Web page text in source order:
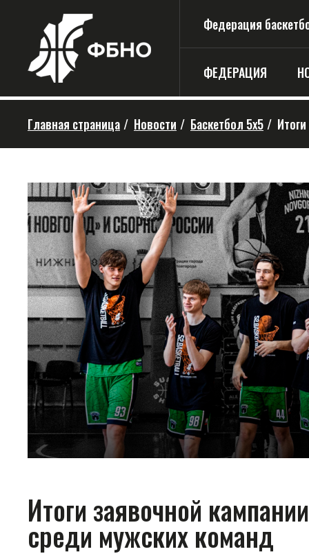
Федерация
ФЕДЕРАЦИЯ
Главная страница / Новости / Баскетбол 5х5 /
Итоги заявочной
среди мужских команд